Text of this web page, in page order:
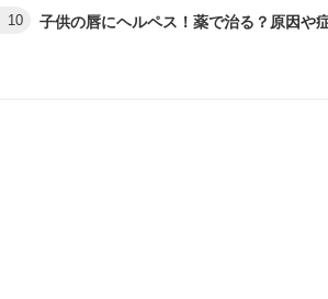
10 子供の唇にヘルペス！薬で治る？原因や